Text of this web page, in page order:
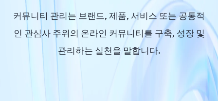
커뮤니티 관리는 브랜드, 제품, 서비스 또는 공통적
인 관심사 주위의 온라인 커뮤니티를 구축, 성장 및
관리하는 실천을 말합니다.